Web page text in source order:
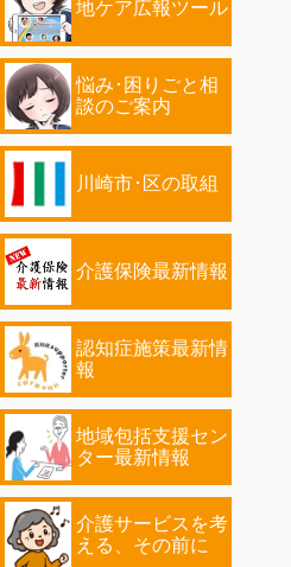
地ケア広報ツール
悩み･困りごと相
談のご案内
川崎市･区の取組
介護保険最新情報
認知症施策最新情
報
地域包括支援セン
ター最新情報
介護サービスを考
える、その前に